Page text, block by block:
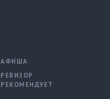
АФИША
РЕВИЗОР
РЕКОМЕНДУЕТ